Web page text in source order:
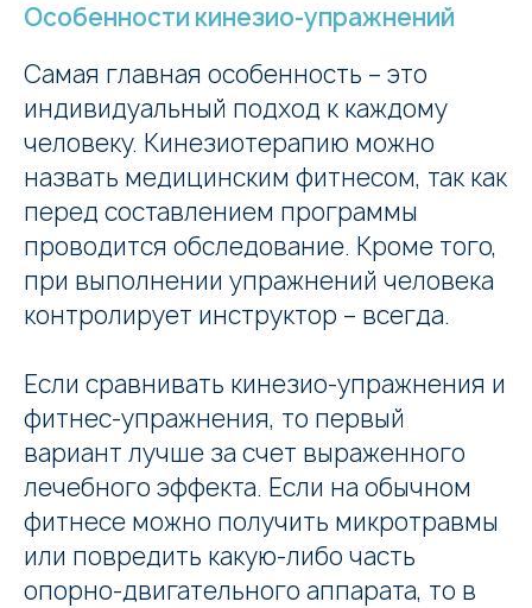
Особенности кинезио-упражнений
Самая главная особенность – это
индивидуальный подход к каждому
человеку. Кинезиотерапию можно
назвать медицинским фитнесом, так как
перед составлением программы
проводится обследование. Кроме того,
при выполнении упражнений человека
контролирует инструктор – всегда.
Если сравнивать кинезио-упражнения и
фитнес-упражнения, то первый
вариант лучше за счет выраженного
лечебного эффекта. Если на обычном
фитнесе можно получить микротравмы
или повредить какую-либо часть
опорно-двигательного аппарата, то в